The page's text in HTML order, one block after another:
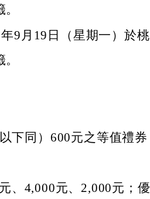
9月19日（星期一）於桃
下同）600元之等值禮券
、4,000元、2,000元；優